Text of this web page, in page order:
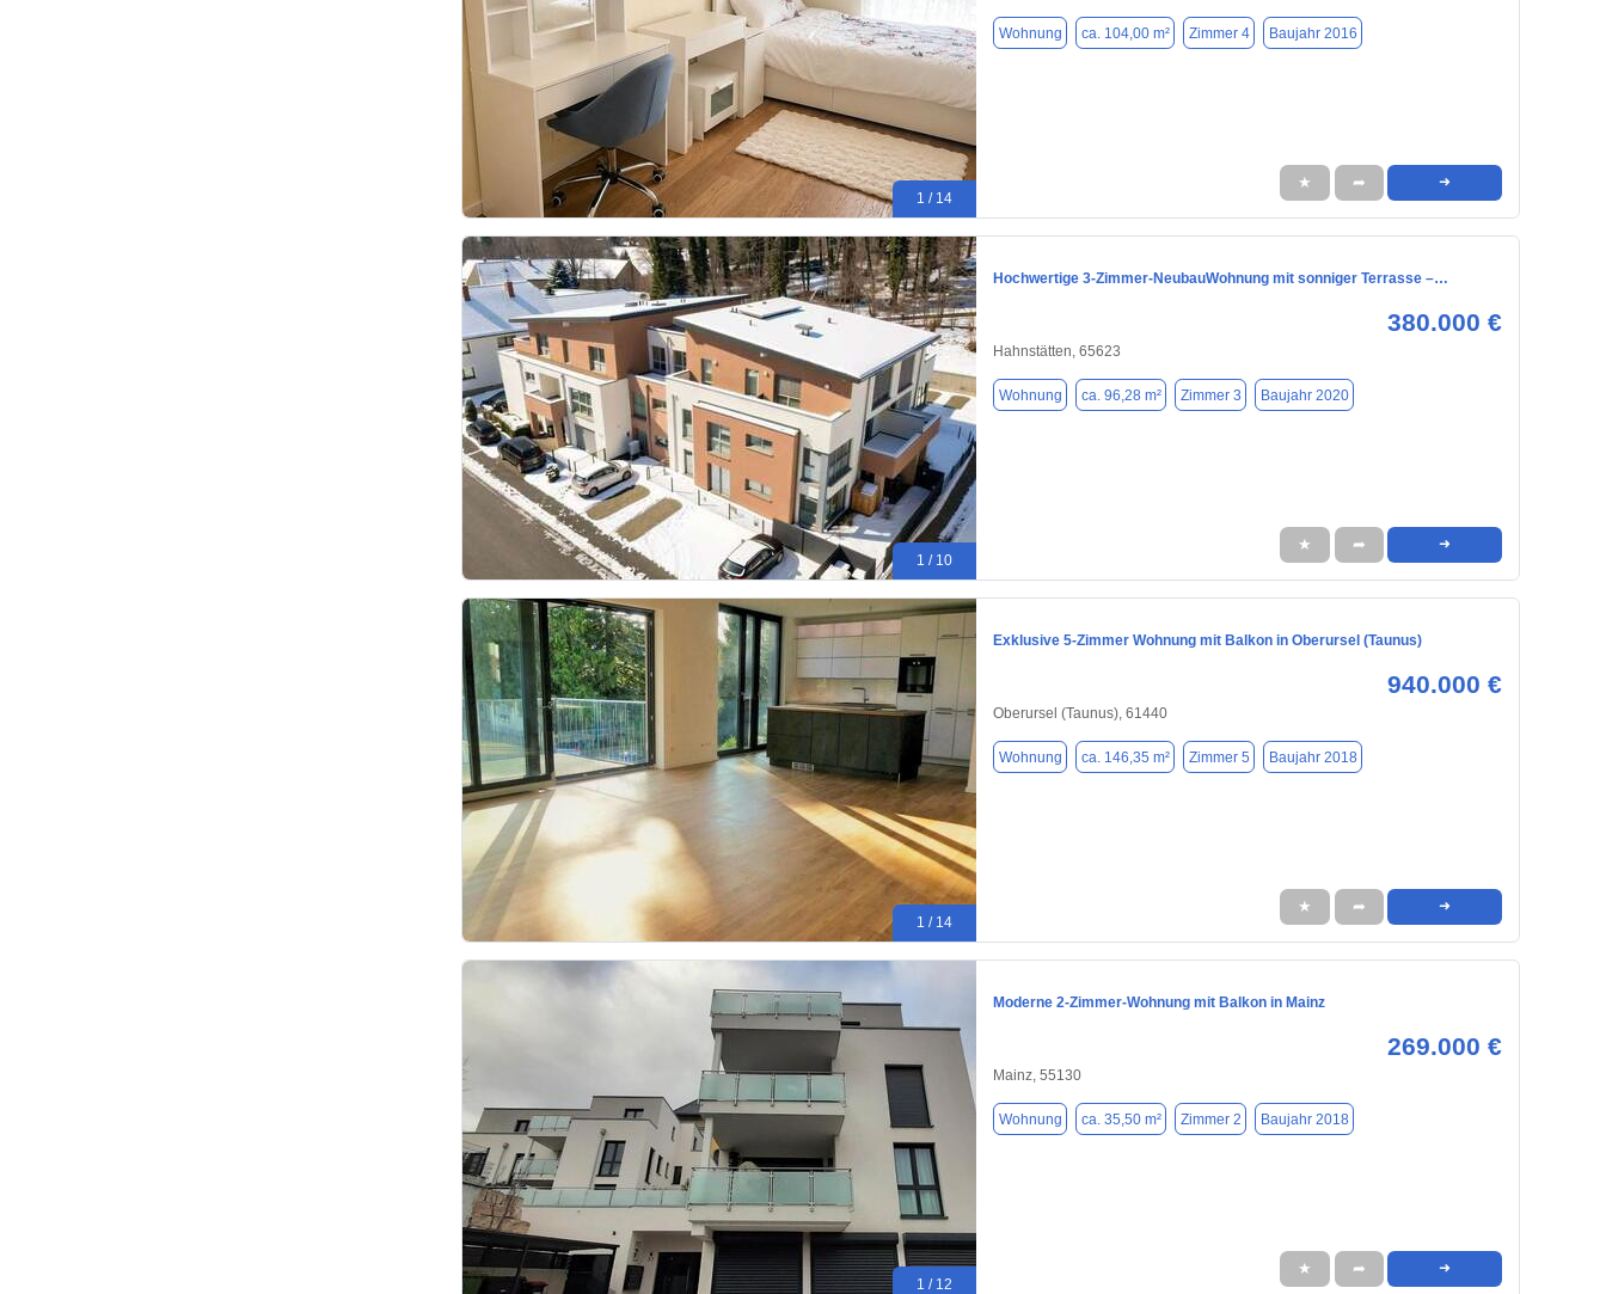
1 / 14
Wohnung ca. 104,00 m² Zimmer 4 Baujahr 2016
★ ➦ ➜
1 / 10
Hochwertige 3-Zimmer-NeubauWohnung mit sonniger Terrasse –…
380.000 €
Hahnstätten, 65623
Wohnung ca. 96,28 m² Zimmer 3 Baujahr 2020
★ ➦ ➜
1 / 14
Exklusive 5-Zimmer Wohnung mit Balkon in Oberursel (Taunus)
940.000 €
Oberursel (Taunus), 61440
Wohnung ca. 146,35 m² Zimmer 5 Baujahr 2018
★ ➦ ➜
1 / 12
Moderne 2-Zimmer-Wohnung mit Balkon in Mainz
269.000 €
Mainz, 55130
Wohnung ca. 35,50 m² Zimmer 2 Baujahr 2018
★ ➦ ➜